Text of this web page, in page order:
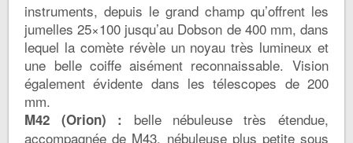
instruments, depuis le grand champ qu’offrent les
jumelles 25×100 jusqu’au Dobson de 400 mm, dans
lequel la comète révèle un noyau très lumineux et
une belle coiffe aisément reconnaissable. Vision
également évidente dans les télescopes de 200
mm.
M42 (Orion) :
belle nébuleuse très étendue,
accompagnée de M43, nébuleuse plus petite sous